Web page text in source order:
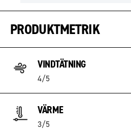
PRODUKTMETRIK
VINDTÄTNING
4/5
VÄRME
3/5